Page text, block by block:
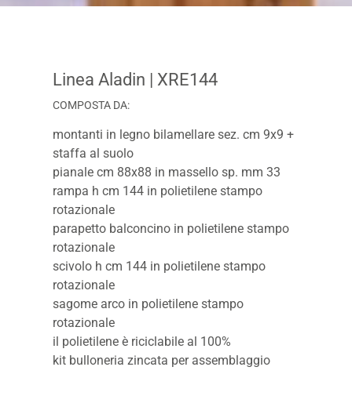
Linea Aladin | XRE144
COMPOSTA DA:
montanti in legno bilamellare sez. cm 9x9 +
staffa al suolo
pianale cm 88x88 in massello sp. mm 33
rampa h cm 144 in polietilene stampo
rotazionale
parapetto balconcino in polietilene stampo
rotazionale
scivolo h cm 144 in polietilene stampo
rotazionale
sagome arco in polietilene stampo
rotazionale
il polietilene è riciclabile al 100%
kit bulloneria zincata per assemblaggio